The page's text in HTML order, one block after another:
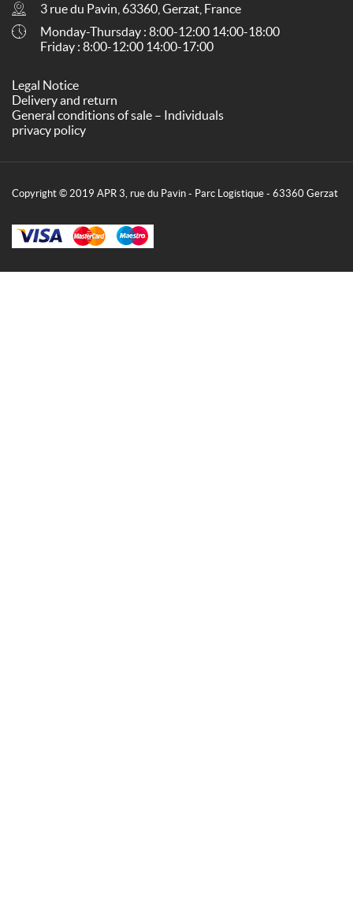
3 rue du Pavin, 63360, Gerzat, France
Monday-Thursday : 8:00-12:00 14:00-18:00
Friday : 8:00-12:00 14:00-17:00
Legal Notice
Delivery and return
General conditions of sale – Individuals
privacy policy
Copyright © 2019 APR 3, rue du Pavin - Parc Logistique - 63360 Gerzat